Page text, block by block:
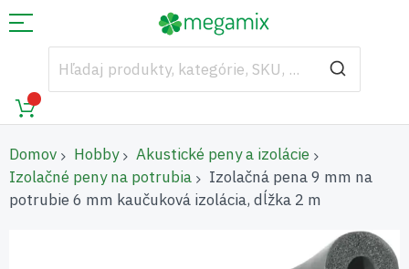
Domov Hobby
Akustické peny a izolácie
Izolačné peny na potrubia
Izolačná pena 9 mm na
potrubie 6 mm kaučuková izolácia, dĺžka 2 m